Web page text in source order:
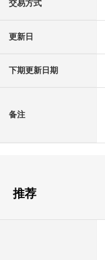
交易方式
更新日
下期更新日期
备注
推荐